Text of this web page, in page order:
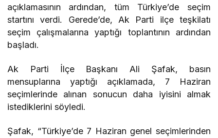
açıklamasının ardından, tüm Türkiye’de seçim
startını verdi. Gerede’de, Ak Parti ilçe teşkilatı
seçim çalışmalarına yaptığı toplantının ardından
başladı.
Ak Parti İlçe Başkanı Ali Şafak, basın
mensuplarına yaptığı açıklamada, 7 Haziran
seçimlerinde alınan sonucun daha iyisini almak
istediklerini söyledi.
Şafak, “Türkiye’de 7 Haziran genel seçimlerinden